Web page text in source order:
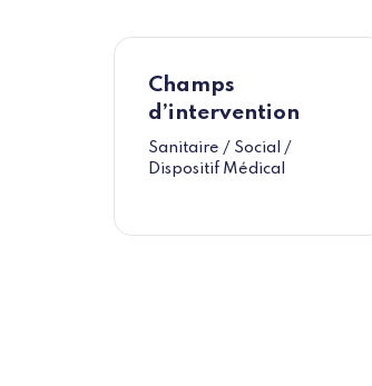
Champs
d’intervention
Sanitaire / Social /
Dispositif Médical